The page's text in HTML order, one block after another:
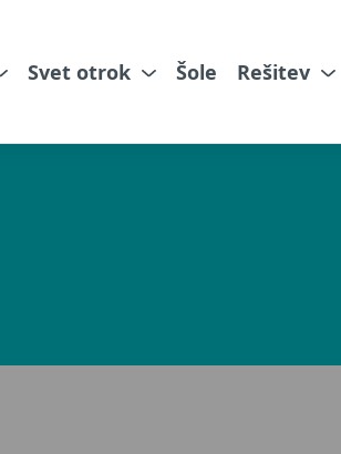
Svet otrok Šole Rešitev